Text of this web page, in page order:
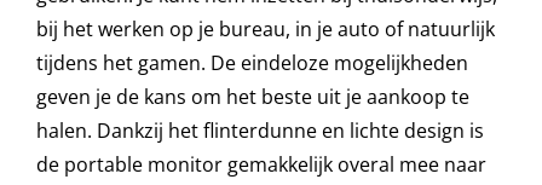
bij het werken op je bureau, in je auto of natuurlijk
tijdens het gamen. De eindeloze mogelijkheden
geven je de kans om het beste uit je aankoop te
halen. Dankzij het flinterdunne en lichte design is
de portable monitor gemakkelijk overal mee naar